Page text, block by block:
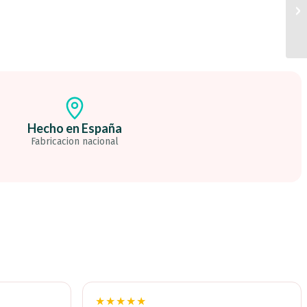
Hecho en España
Fabricacion nacional
★★★★★